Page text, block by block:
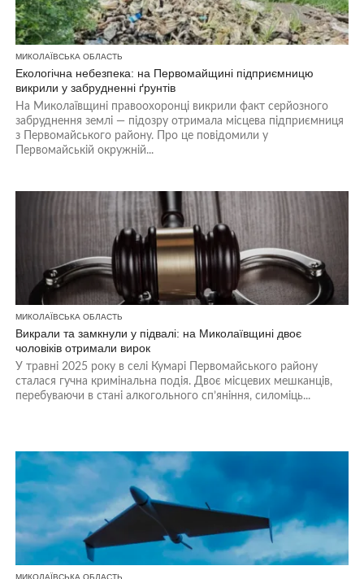
МИКОЛАЇВСЬКА ОБЛАСТЬ
Екологічна небезпека: на Первомайщині підприємницю
викрили у забрудненні ґрунтів
На Миколаївщині правоохоронці викрили факт серйозного
забруднення землі — підозру отримала місцева підприємниця
з Первомайського району. Про це повідомили у
Первомайській окружній...
МИКОЛАЇВСЬКА ОБЛАСТЬ
Викрали та замкнули у підвалі: на Миколаївщині двоє
чоловіків отримали вирок
У травні 2025 року в селі Кумарі Первомайського району
сталася гучна кримінальна подія. Двоє місцевих мешканців,
перебуваючи в стані алкогольного сп’яніння, силоміць...
МИКОЛАЇВСЬКА ОБЛАСТЬ